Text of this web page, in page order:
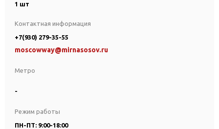
1 шт
Метро
-
Контактная информация
+7(930) 279-35-55
moscowway@mirnasosov.ru
Режим работы
ПН-ПТ: 9:00-18:00